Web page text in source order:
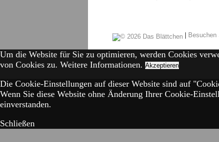
|
Um die Website für Sie zu optimieren, werden Cookies
von Cookies zu. Weitere Informationen. Akzeptieren
Die Cookie-Einstellungen auf dieser Website sind auf
Wenn Sie diese Website ohne Änderung Ihrer Cookie-
einverstanden.
Schließen